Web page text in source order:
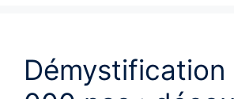
Démystification